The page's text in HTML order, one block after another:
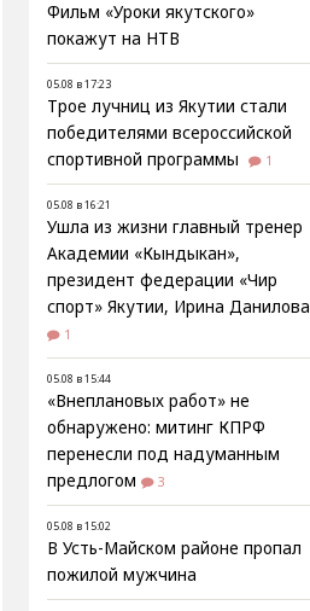
Фильм «Уроки якутского»
покажут на НТВ
05.08 в 17:23
Трое лучниц из Якутии стали
победителями всероссийской
спортивной программы
1
05.08 в 16:21
Ушла из жизни главный тренер
Академии «Кындыкан»,
президент федерации «Чир
спорт» Якутии, Ирина Данилова
1
05.08 в 15:44
«Внеплановых работ» не
обнаружено: митинг КПРФ
перенесли под надуманным
предлогом
3
05.08 в 15:02
В Усть-Майском районе пропал
пожилой мужчина